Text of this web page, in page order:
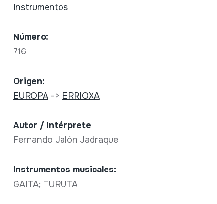
Instrumentos
Número:
716
Origen:
EUROPA-> ERRIOXA
Autor / Intérprete
Fernando Jalón Jadraque
Instrumentos musicales:
GAITA; TURUTA